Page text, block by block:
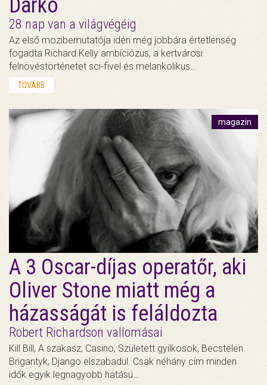
Darko
28 nap van a világvégéig
Az első mozibemutatója idén még jobbára értetlenség
fogadta Richard Kelly ambíciózus, a kertvárosi
felnövéstörténetet sci-fivel és melankolikus…
TOVÁBB
magazin
A 3 Oscar-díjas operatőr, aki
Oliver Stone miatt még a
házasságát is feláldozta
Robert Richardson vallomásai
Kill Bill, A szakasz, Casino, Született gyilkosok, Becstelen
Brigantyk, Django elszabadul. Csak néhány cím minden
idők egyik legnagyobb hatású…